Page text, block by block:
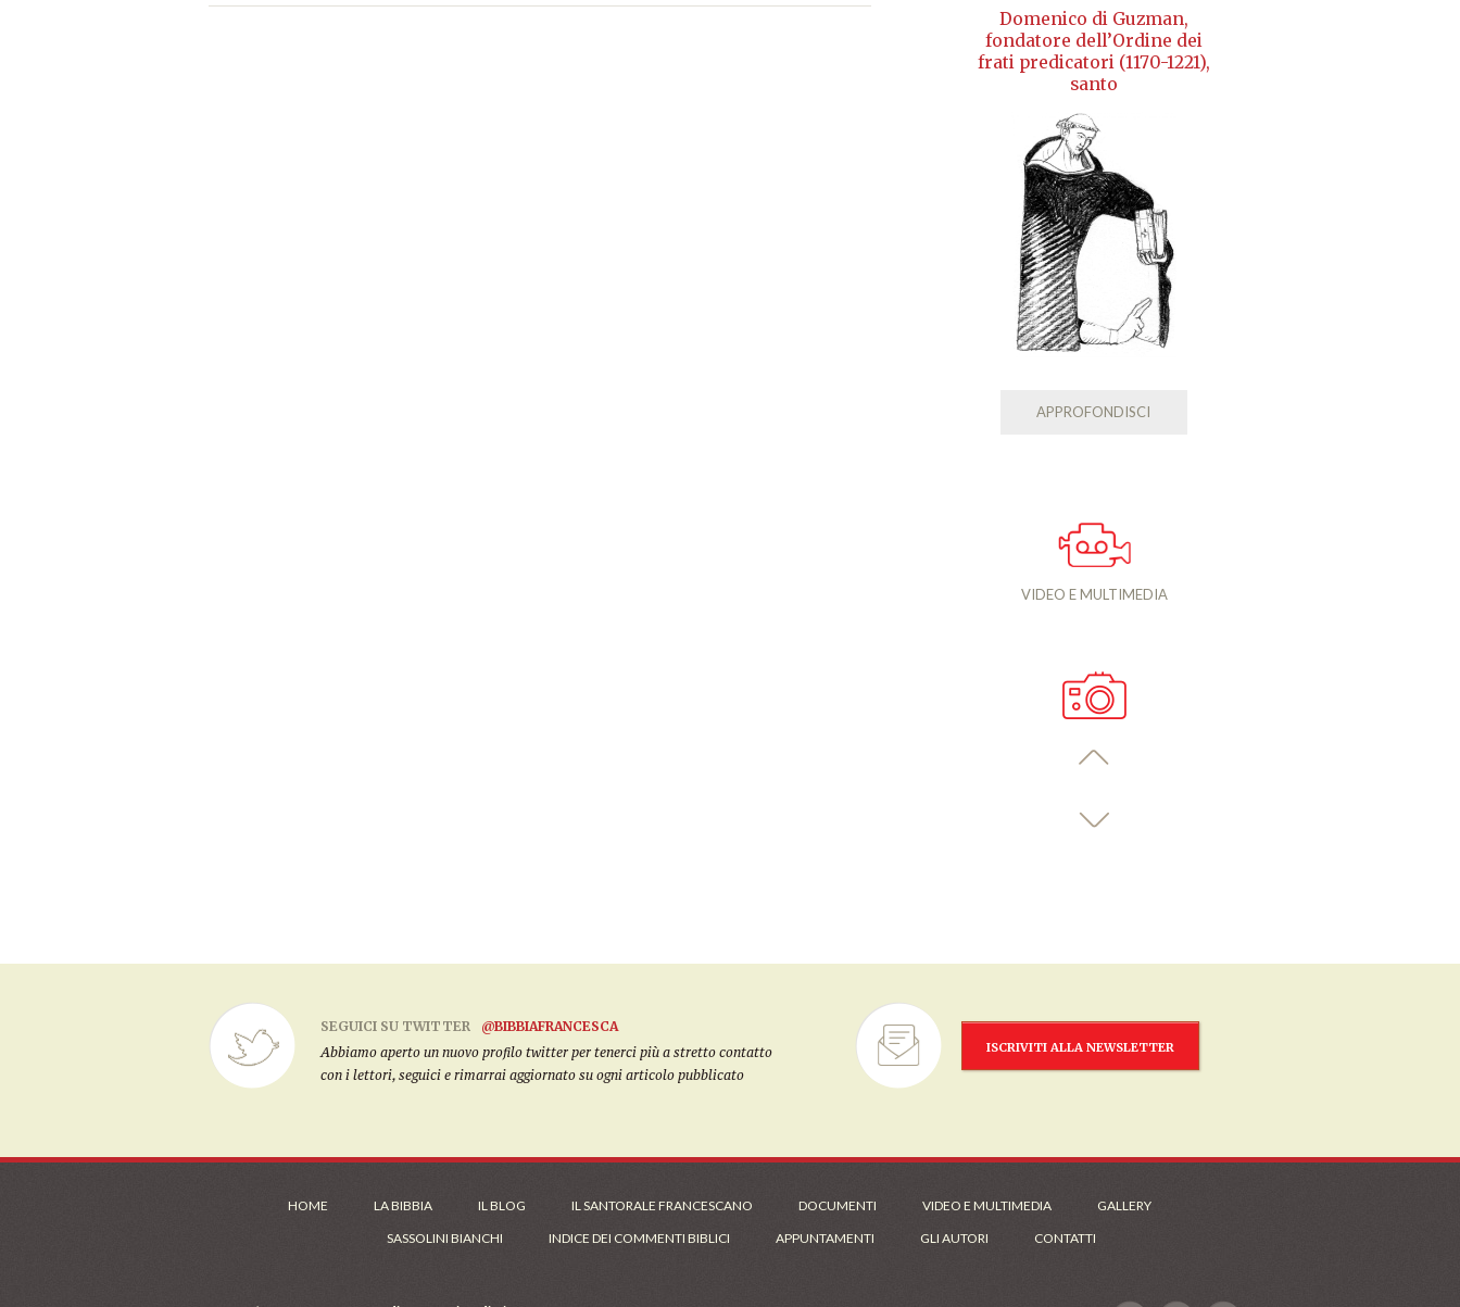
Domenico di Guzman,
fondatore dell’Ordine dei
frati predicatori (1170-1221),
santo
APPROFONDISCI
VIDEO E MULTIMEDIA
SEGUICI SU TWITTER
@BIBBIAFRANCESCA
Abbiamo aperto un nuovo profilo twitter per tenerci più a stretto contatto
con i lettori, seguici e rimarrai aggiornato su ogni articolo pubblicato
ISCRIVITI ALLA NEWSLETTER
HOME LA BIBBIA IL BLOG IL SANTORALE FRANCESCANO DOCUMENTI VIDEO E MULTIMEDIA
GALLERY
SASSOLINI BIANCHI
INDICE DEI COMMENTI BIBLICI APPUNTAMENTI GLI AUTORI CONTATTI